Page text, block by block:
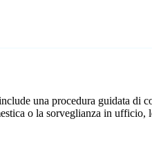
una procedura guidata
o la sorveglianza in